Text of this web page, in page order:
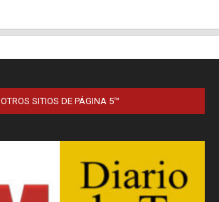
OTROS SITIOS DE PÁGINA 5™